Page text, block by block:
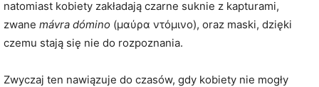
natomiast kobiety zakładają czarne suknie z kapturami,
zwane mávra dómino (μαύρα ντόμινο), oraz maski, dzięki
czemu stają się nie do rozpoznania.
Zwyczaj ten nawiązuje do czasów, gdy kobiety nie mogły